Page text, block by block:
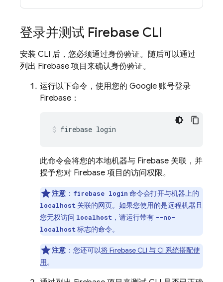
登录并测试 Firebase CLI
安装 CLI 后，您必须通过身份验证。随后可以通过
列出 Firebase 项目来确认身份验证。
运行以下命令，使用您的 Google 账号登录
Firebase：
firebase login
此命令会将您的本地机器与 Firebase 关联，并
授予您对 Firebase 项目的访问权限。
注意 ： firebase login 命令会打开与机器上的
localhost 关联的网页。如果您使用的是远程机器且
您无权访问 localhost ，请运行带有 --no-
localhost 标志的命令。
注意 ：您还可以将FirebaseCLI 与 CI 系统搭配使
用。